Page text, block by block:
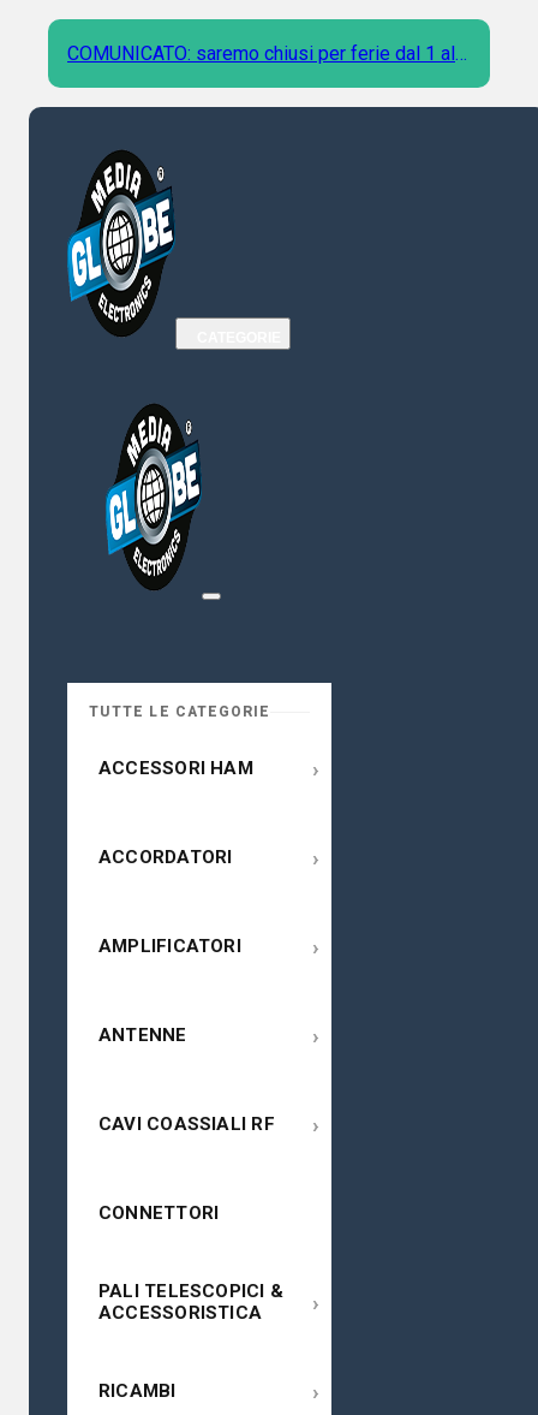
COMUNICATO: saremo chiusi per ferie dal 1 al 9
Agosto
TUTTE LE CATEGORIE
ACCESSORI HAM ›
ACCORDATORI ›
AMPLIFICATORI ›
ANTENNE ›
CAVI COASSIALI RF ›
CONNETTORI
PALI TELESCOPICI &
ACCESSORISTICA
›
RICAMBI ›